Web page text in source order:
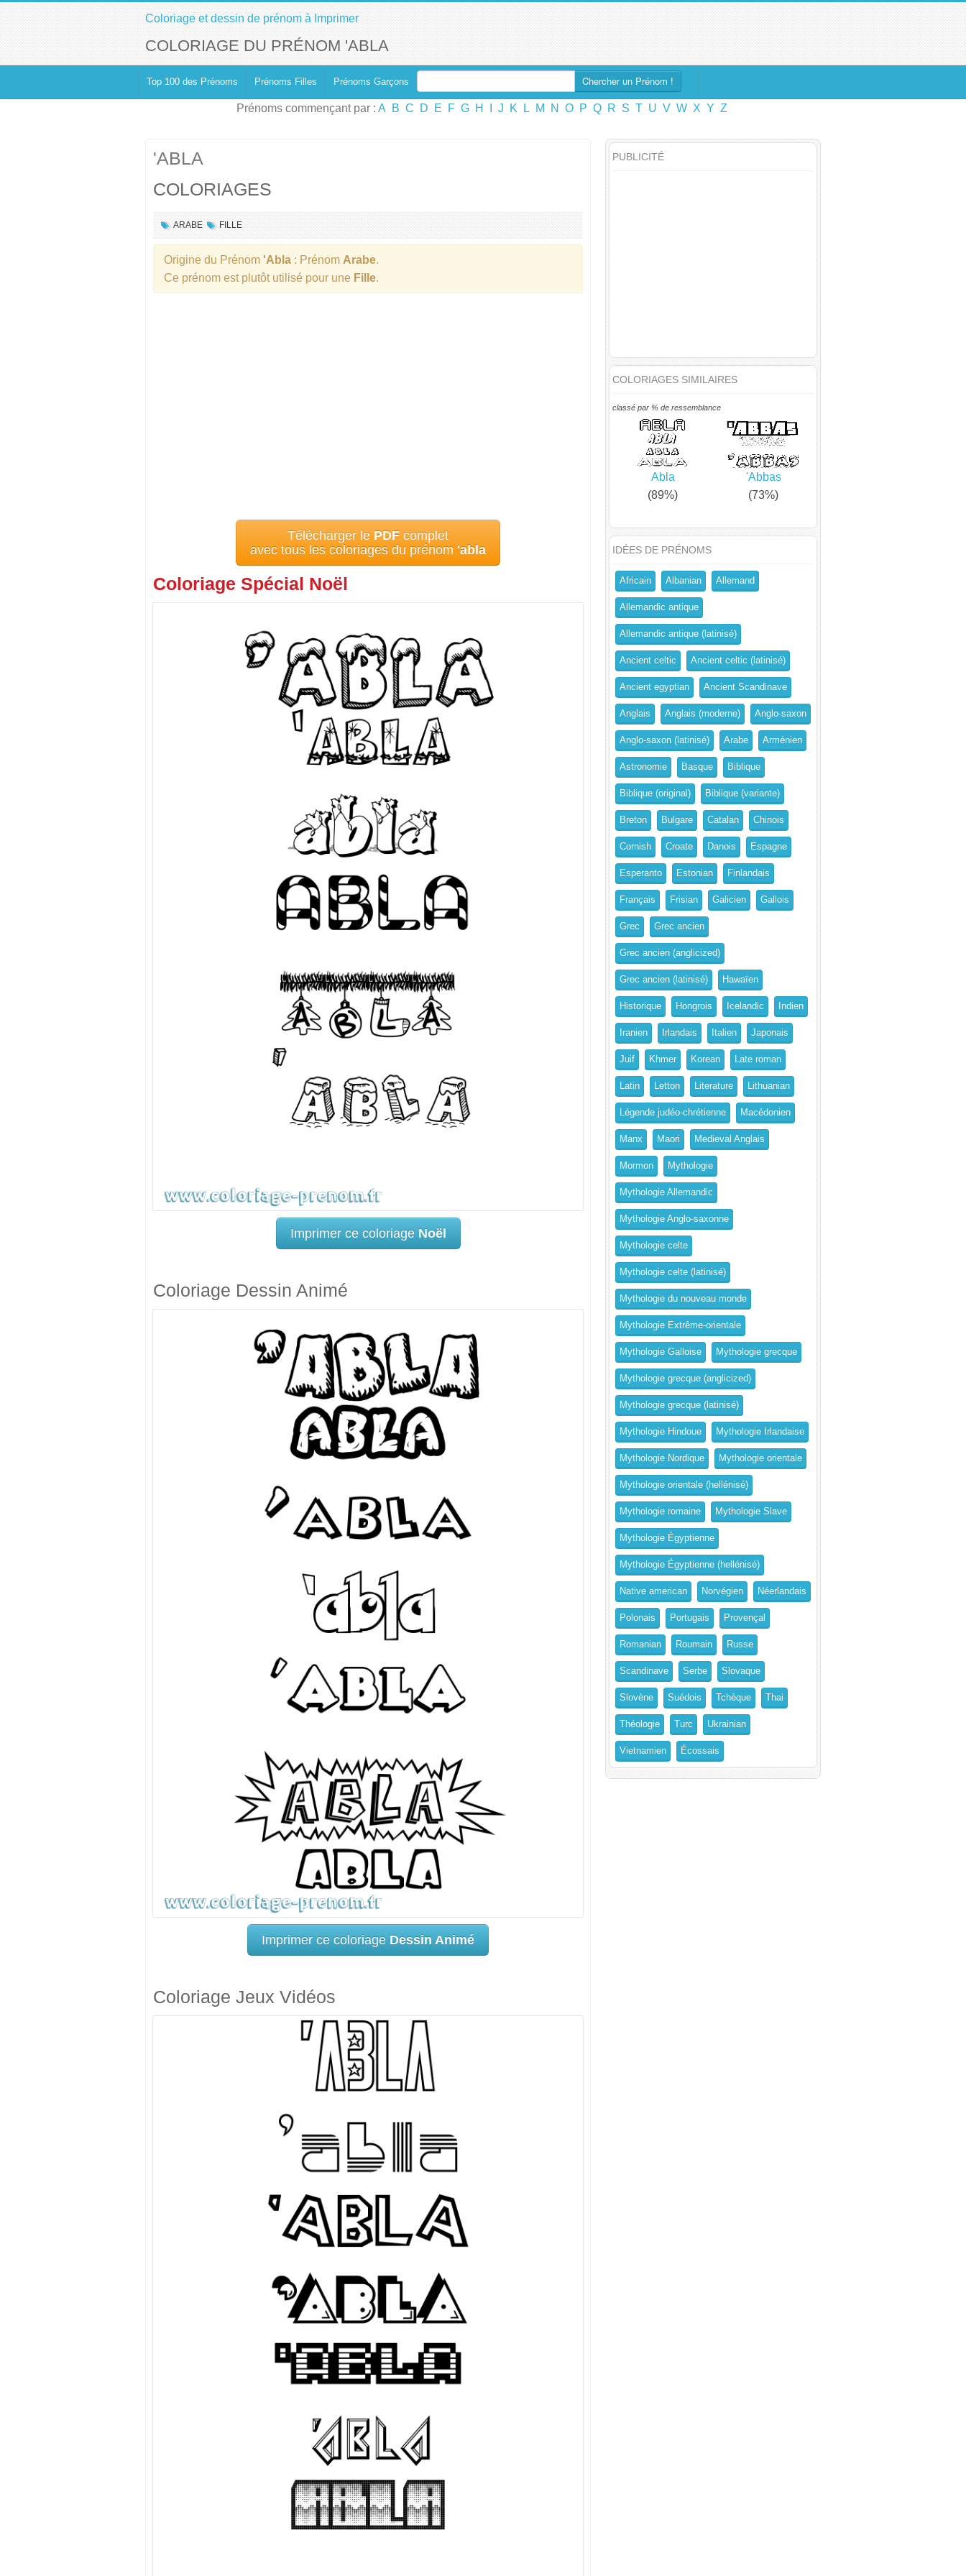
Coloriage et dessin de prénom à Imprimer
COLORIAGE DU PRÉNOM 'ABLA
Top 100 des Prénoms Prénoms Filles Prénoms Garçons Chercher un Prénom !
Prénoms commençant par : A B C D E F G H J K L M N O P Q R S T U V W X Y Z
'ABLA
COLORIAGES
ARABE FILLE
Origine du Prénom 'Abla : Prénom Arabe.
Ce prénom est plutôt utilisé pour une Fille.
Télécharger le PDF complet
avec tous les coloriages du prénom 'abla
Coloriage Spécial Noël
Imprimer ce coloriage Noël
Coloriage Dessin Animé
Imprimer ce coloriage Dessin Animé
Coloriage Jeux Vidéos
PUBLICITÉ
COLORIAGES SIMILAIRES
classé par % de ressemblance
Abla
(89%)
'Abbas
(73%)
IDÉES DE PRÉNOMS
Africain Albanian Allemand
Allemandic antique
Allemandic antique (latinisé)
Ancient celtic Ancient celtic (latinisé)
Ancient egyptian Ancient Scandinave
Anglais Anglais (moderne) Anglo-saxon
Anglo-saxon (latinisé) Arabe Arménien
Astronomie Basque Biblique
Biblique (original) Biblique (variante)
Breton Bulgare Catalan Chinois
Cornish Croate Danois Espagne
Esperanto Estonian Finlandais
Français Frisian Galicien Gallois
Grec Grec ancien
Grec ancien (anglicized)
Grec ancien (latinisé) Hawaïen
Historique Hongrois Icelandic Indien
Iranien Irlandais Italien Japonais
Juif Khmer Korean Late roman
Latin Letton Literature Lithuanian
Légende judéo-chrétienne Macédonien
Manx Maori Medieval Anglais
Mormon Mythologie
Mythologie Allemandic
Mythologie Anglo-saxonne
Mythologie celte
Mythologie celte (latinisé)
Mythologie du nouveau monde
Mythologie Extrême-orientale
Mythologie Galloise Mythologie grecque
Mythologie grecque (anglicized)
Mythologie grecque (latinisé)
Mythologie Hindoue Mythologie Irlandaise
Mythologie Nordique Mythologie orientale
Mythologie orientale (hellénisé)
Mythologie romaine Mythologie Slave
Mythologie Égyptienne
Mythologie Égyptienne (hellénisé)
Native american Norvégien Néerlandais
Polonais Portugais Provençal
Romanian Roumain Russe
Scandinave Serbe Slovaque
Slovène Suédois Tchèque Thai
Théologie Turc Ukrainian
Vietnamien Écossais